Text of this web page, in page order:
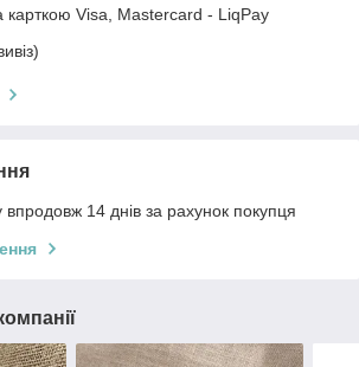
Visa, Mastercard - LiqPay
14 днів за рахунок покупця